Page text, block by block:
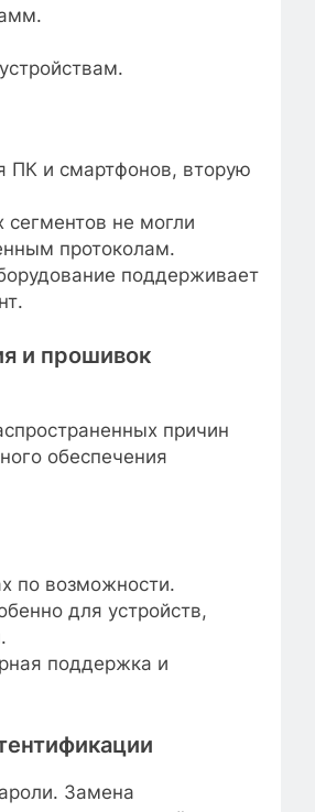
ПК и смартфонов, вторую
сегментов не могли
протоколам.
поддерживает
и прошивок
причин
обеспечения
по возможности.
для устройств,
поддержка и
Замена